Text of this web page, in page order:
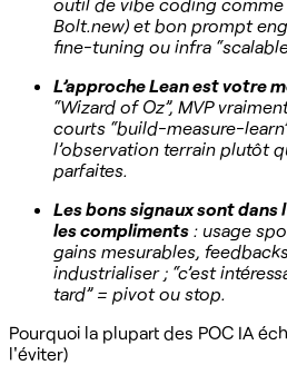
Bolt.new) et bon prompt
fine-tuning ou infra
L’approche Lean est votre
“Wizard of Oz”, MVP
courts “build-measure-
l’observation terrain plutôt
parfaites.
Les bons signaux sont dans
les compliments : usage
gains mesurables,
industrialiser ; “c’est
tard” = pivot ou stop.
Pourquoi la plupart des POC IA
l'éviter)